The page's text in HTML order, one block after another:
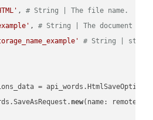
, # String | The file name.
, # String | The document
# String |
=
new(name: